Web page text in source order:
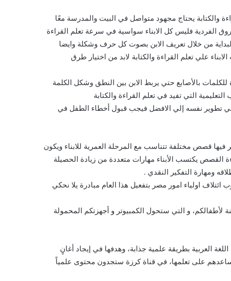
والكتابة يحتاج مجهود متواصل في البيت والمدرسة معًا
الفردية فليس كل الابناء سواسية في سرعة تعلم القراءة
من خلال تعريف الابن بصوت كل حرف وشكلة وايضا
علي تعلم القراءة والكتابة لابد من اختيار طرق
بالأصابع حتي يربط الابن بين النطق وشكل الكلمة
التي تفيد في تعلم القراءة والكتابة
تطوير نفسه إلي الافضل فيجب قبول أخطاء الطفل في
قصص مختلفة تتناسب مع المرحلة العمرية للابناء ويكون
القصص يكتسب الأبناء مهارات متعددة من زيادة الحصيلة
ومهارة التفكير النقدي .
اولياء امور مصر بتفعيل هذا العام مبادرة يلا نحكي
لأطفالكم، و التي ستحول الكمبيوتر و أجهزتكم المحمولة
العربية بطريقة علمية جذابة، وهدفها في إيجاد أغانٍ
على تعلمها، في قناة كرزة ستجدون محتوى علمياً